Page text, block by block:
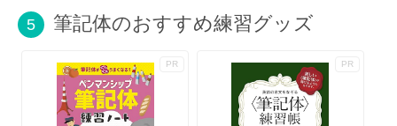
5 筆記体のおすすめ練習グッズ